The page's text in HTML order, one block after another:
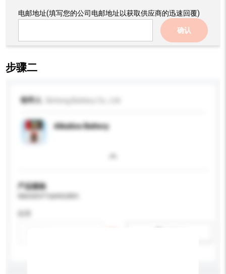
电邮地址(填写您的公司电邮地址以获取供应商的迅速回覆)
确认
步骤二
收件人
Alkaline Battery
产品规格